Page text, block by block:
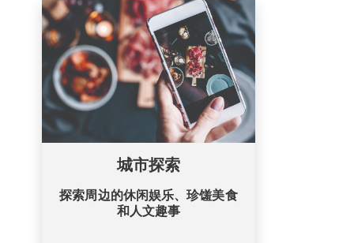
城市探索
探索周边的休闲娱乐、珍馐美食
和人文趣事